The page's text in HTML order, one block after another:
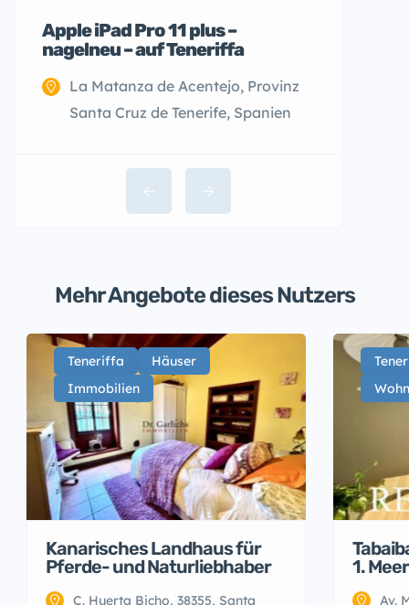
Apple iPad Pro 11 plus –
nagelneu – auf Teneriffa
La Matanza de Acentejo, Provinz
Santa Cruz de Tenerife, Spanien
Mehr Angebote dieses Nutzers
Teneriffa
Häuser
Immobilien
Kanarisches Landhaus für
Pferde- und Naturliebhaber
C. Huerta Bicho, 38355, Santa
1.
Av.